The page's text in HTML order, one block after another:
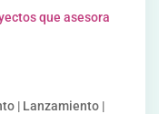
que asesora
| Lanzamiento |